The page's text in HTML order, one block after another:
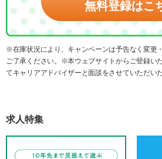
無料登録はこ
※在庫状況により、キャンペーンは予告なく変更
ご了承ください。※本ウェブサイトからご登録い
てキャリアアドバイザーと面談をさせていただい
求人特集